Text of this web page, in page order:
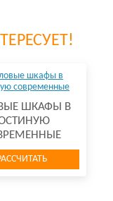
ШКАФЫ В